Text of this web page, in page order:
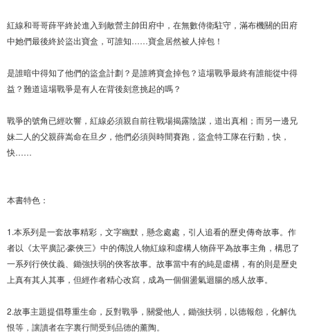
紅線和哥哥薛平終於進入到敵營主帥田府中，在無數侍衛駐守，滿布機關的田府
中她們最後終於盜出寶盒，可誰知……寶盒居然被人掉包！
是誰暗中得知了他們的盜盒計劃？是誰將寶盒掉包？這場戰爭最終有誰能從中得
益？難道這場戰爭是有人在背後刻意挑起的嗎？
戰爭的號角已經吹響，紅線必須親自前往戰場揭露陰謀，道出真相；而另一邊兄
妹二人的父親薛嵩命在旦夕，他們必須與時間賽跑，盜盒特工隊在行動，快，
快……
本書特色：
1.本系列是一套故事精彩，文字幽默，懸念處處，引人追看的歷史傳奇故事。作
者以《太平廣記‧豪俠三》中的傳說人物紅線和虛構人物薛平為故事主角，構思了
一系列行俠仗義、鋤強扶弱的俠客故事。故事當中有的純是虛構，有的則是歷史
上真有其人其事，但經作者精心改寫，成為一個個盪氣迴腸的感人故事。
2.故事主題提倡尊重生命，反對戰爭，關愛他人，鋤強扶弱，以德報怨，化解仇
恨等，讓讀者在字裏行間受到品德的薰陶。